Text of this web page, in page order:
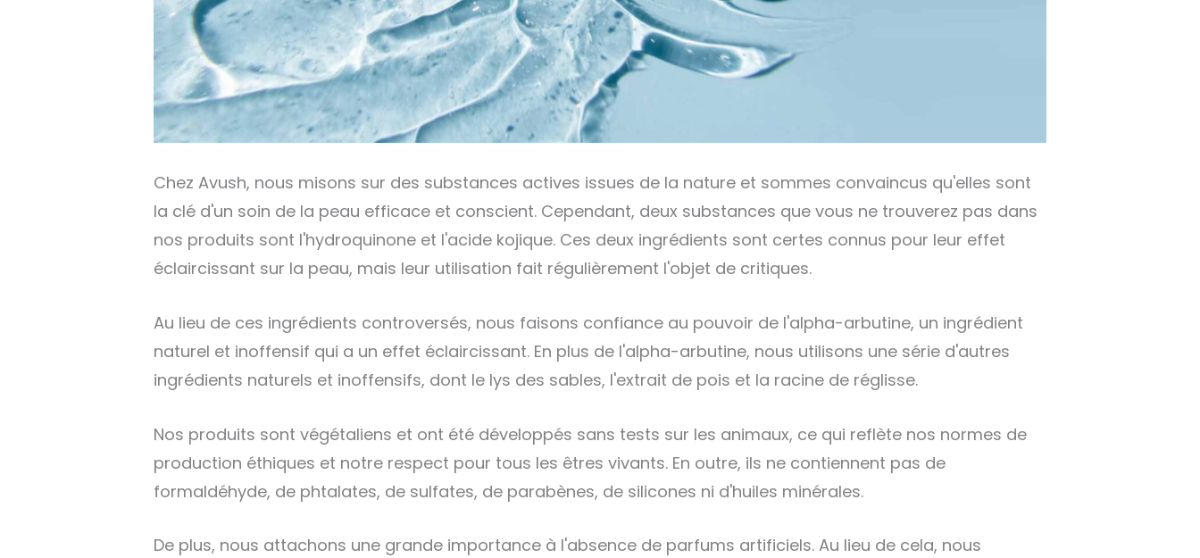
Chez Avush, nous misons sur des substances actives issues de la nature et sommes convaincus qu'elles sont
la clé d'un soin de la peau efficace et conscient. Cependant, deux substances que vous ne trouverez pas dans
nos produits sont l'hydroquinone et l'acide kojique. Ces deux ingrédients sont certes connus pour leur effet
éclaircissant sur la peau, mais leur utilisation fait régulièrement l'objet de critiques.
Au lieu de ces ingrédients controversés, nous faisons confiance au pouvoir de l'alpha-arbutine, un ingrédient
naturel et inoffensif qui a un effet éclaircissant. En plus de l'alpha-arbutine, nous utilisons une série d'autres
ingrédients naturels et inoffensifs, dont le lys des sables, l'extrait de pois et la racine de réglisse.
Nos produits sont végétaliens et ont été développés sans tests sur les animaux, ce qui reflète nos normes de
production éthiques et notre respect pour tous les êtres vivants. En outre, ils ne contiennent pas de
formaldéhyde, de phtalates, de sulfates, de parabènes, de silicones ni d'huiles minérales.
De plus, nous attachons une grande importance à l'absence de parfums artificiels. Au lieu de cela, nous